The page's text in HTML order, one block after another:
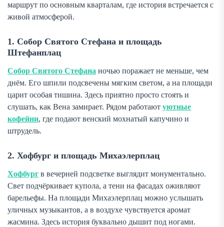
маршрут по основным кварталам, где история встречается с
живой атмосферой.
1. Собор Святого Стефана и площадь
Штефанплац
Собор Святого Стефана ночью поражает не меньше, чем
днём. Его шпили подсвечены мягким светом, а на площади
царит особая тишина. Здесь приятно просто стоять и
слушать, как Вена замирает. Рядом работают уютные
кофейни, где подают венский мохнатый капучино и
штрудель.
2. Хофбург и площадь Михаэлерплац
Хофбург в вечерней подсветке выглядит монументально.
Свет подчёркивает купола, а тени на фасадах оживляют
барельефы. На площади Михаэлерплац можно услышать
уличных музыкантов, а в воздухе чувствуется аромат
жасмина. Здесь история буквально дышит под ногами.